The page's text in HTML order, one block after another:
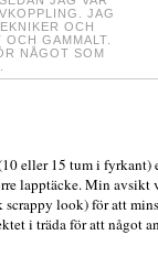
JAG
OCH
GAMMALT.
NÅGOT SOM
eller 15 tum i fyrkant)
lapptäcke. Min avsikt
scrappy look) för att
i träda för att något